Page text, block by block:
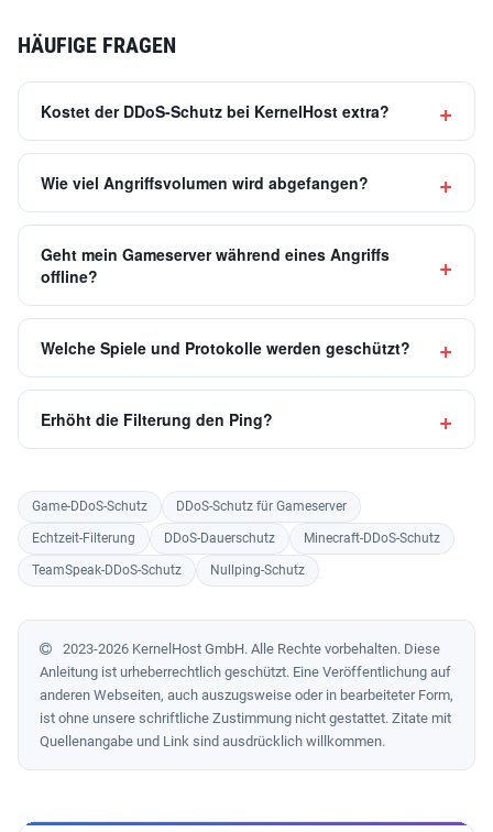
HÄUFIGE FRAGEN
Kostet der DDoS-Schutz bei KernelHost extra?
Wie viel Angriffsvolumen wird abgefangen?
Geht mein Gameserver während eines Angriffs
offline?
Welche Spiele und Protokolle werden geschützt?
Erhöht die Filterung den Ping?
Game-DDoS-Schutz DDoS-Schutz für Gameserver
Echtzeit-Filterung DDoS-Dauerschutz Minecraft-DDoS-Schutz
TeamSpeak-DDoS-Schutz Nullping-Schutz
2023-2026 KernelHost GmbH. Alle Rechte vorbehalten. Diese
Anleitung ist urheberrechtlich geschützt. Eine Veröffentlichung auf
anderen Webseiten, auch auszugsweise oder in bearbeiteter Form,
ist ohne unsere schriftliche Zustimmung nicht gestattet. Zitate mit
Quellenangabe und Link sind ausdrücklich willkommen.